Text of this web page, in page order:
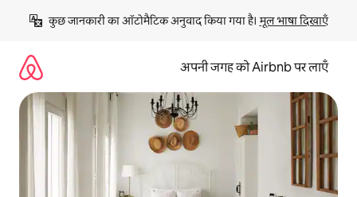
छोड़कर
कॉन्टेंट
कुछ जानकारी का ऑटोमैटिक अनुवाद किया गया है। मूल भाषा दिखाएँ
अपनी जगह को Airbnb पर लाएँ